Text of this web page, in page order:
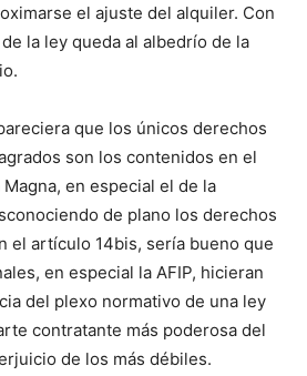
el ajuste del alquiler. Con
la ley queda al albedrío de la
que los únicos derechos
son los contenidos en el
en especial el de la
de plano los derechos
el artículo 14bis, sería bueno que
en especial la AFIP, hicieran
del plexo normativo de una ley
contratante más poderosa del
de los más débiles.